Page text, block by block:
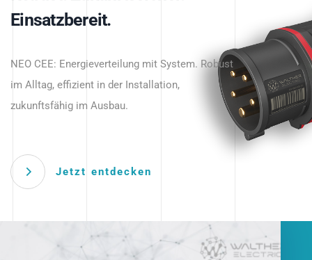
Intelligente Stromverteilung
beginnt hier.
Einsatzbereit.
NEO CEE: Energieverteilung mit System. Robust
im Alltag, effizient in der Installation,
zukunftsfähig im Ausbau.
Jetzt entdecken
Intelligenz trifft Energie.
Anwendungen – robust, IP-geschützt und
zukunftsfähig.